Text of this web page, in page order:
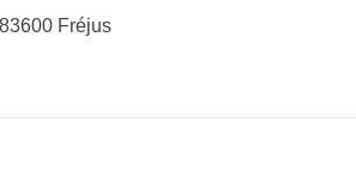
Fréjus